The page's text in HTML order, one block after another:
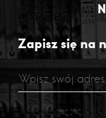
Zapisz się na